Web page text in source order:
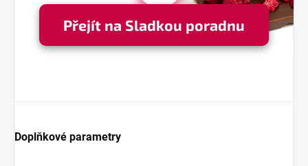
Přejít na Sladkou poradnu
Doplňkové parametry